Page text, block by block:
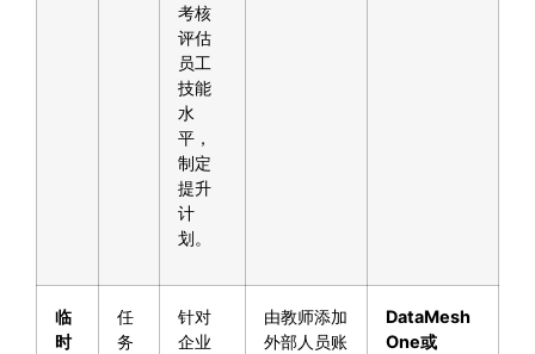
考核
评估
员工
技能
水
平，
制定
提升
计
划。
临
时
任
务
针对
企业
由教师添加
外部人员账
DataMesh
One或